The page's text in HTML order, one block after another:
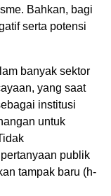
Bahkan, bagi
serta potensi
banyak sektor
yang saat
institusi
untuk
publik
tampak baru (h-